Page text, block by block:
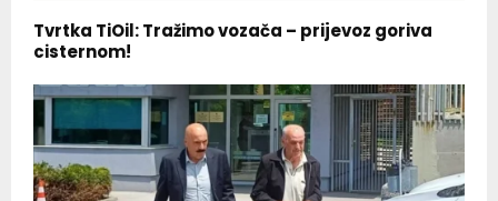
Tvrtka TiOil: Tražimo vozača – prijevoz goriva
cisternom!